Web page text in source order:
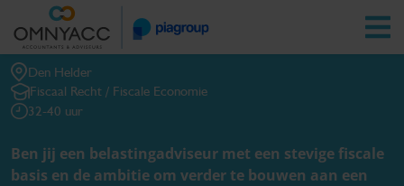
Vestigingen Zoeken
BELASTINGADVISEUR
Den Helder
Fiscaal Recht / Fiscale Economie
32-40 uur
Ben jij een belastingadviseur met een stevige fiscale
basis en de ambitie om verder te bouwen aan een